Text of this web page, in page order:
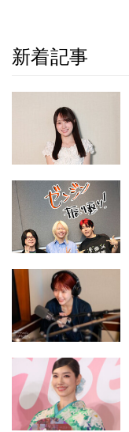
新着記事